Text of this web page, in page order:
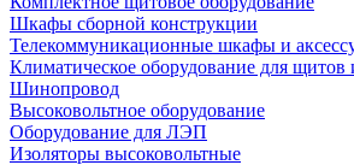
Шкафы сборной конструкции
Телекоммуникационные шкафы и
Климатическое оборудование для
Шинопровод
Высоковольтное оборудование
Оборудование для ЛЭП
Изоляторы высоковольтные